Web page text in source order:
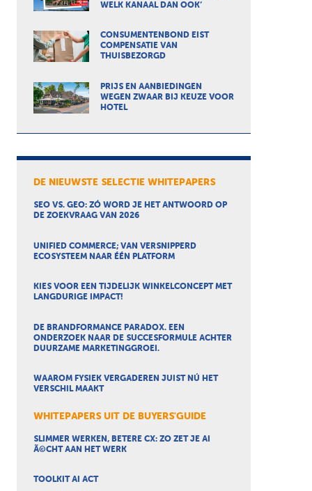
WELK KANAAL DAN OOK’
CONSUMENTENBOND EIST
COMPENSATIE VAN
THUISBEZORGD
PRIJS EN AANBIEDINGEN
WEGEN ZWAAR BIJ KEUZE VOOR
HOTEL
DE NIEUWSTE SELECTIE WHITEPAPERS
SEO VS. GEO: ZÓ WORD JE HET ANTWOORD OP
DE ZOEKVRAAG VAN 2026
UNIFIED COMMERCE; VAN VERSNIPPERD
ECOSYSTEEM NAAR ÉÉN PLATFORM
KIES VOOR EEN TIJDELIJK WINKELCONCEPT MET
LANGDURIGE IMPACT!
DE BRANDFORMANCE PARADOX. EEN
ONDERZOEK NAAR DE SUCCESFORMULE ACHTER
DUURZAME MARKETINGGROEI.
WAAROM FYSIEK VERGADEREN JUIST NÚ HET
VERSCHIL MAAKT
WHITEPAPERS UIT DE BUYERS'GUIDE
SLIMMER WERKEN, BETERE CX: ZO ZET JE AI
Ã©CHT AAN HET WERK
TOOLKIT AI ACT